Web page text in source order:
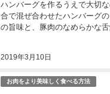
2019年3月10日
ハンバーグを作るうえで大切
合で混ぜ合わせたハンバーグ
の旨味と、豚肉のなめらかな
お肉をより美味しく食べる方法